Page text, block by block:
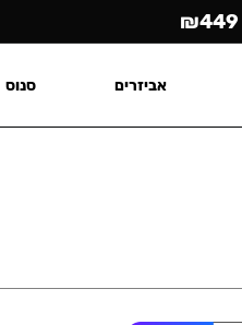
אביזרים סנוס